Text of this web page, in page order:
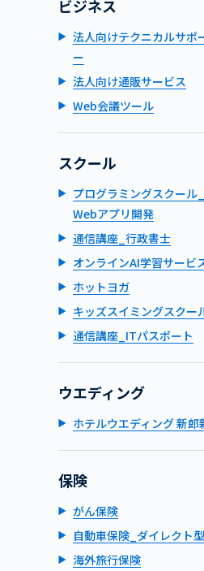
ビジネス
法人向けテクニカルサポ
ー
法人向け通販サービス
Web会議ツール
スクール
プログラミングスクール
Webアプリ開発
通信講座_行政書士
オンラインAI学習サービ
ホットヨガ
キッズスイミングスクー
通信講座_ITパスポート
ウエディング
ホテルウエディング 新郎
保険
がん保険
自動車保険_ダイレクト型
海外旅行保険